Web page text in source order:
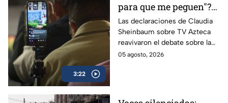
3:22
para que me peguen"?
Reviven frase de López
Portillo tras dichos del
gobierno de México
Las declaraciones de Claudia
Sheinbaum sobre TV Azteca
reavivaron el debate sobre la
publicidad oficial y recordaron
05 agosto, 2026